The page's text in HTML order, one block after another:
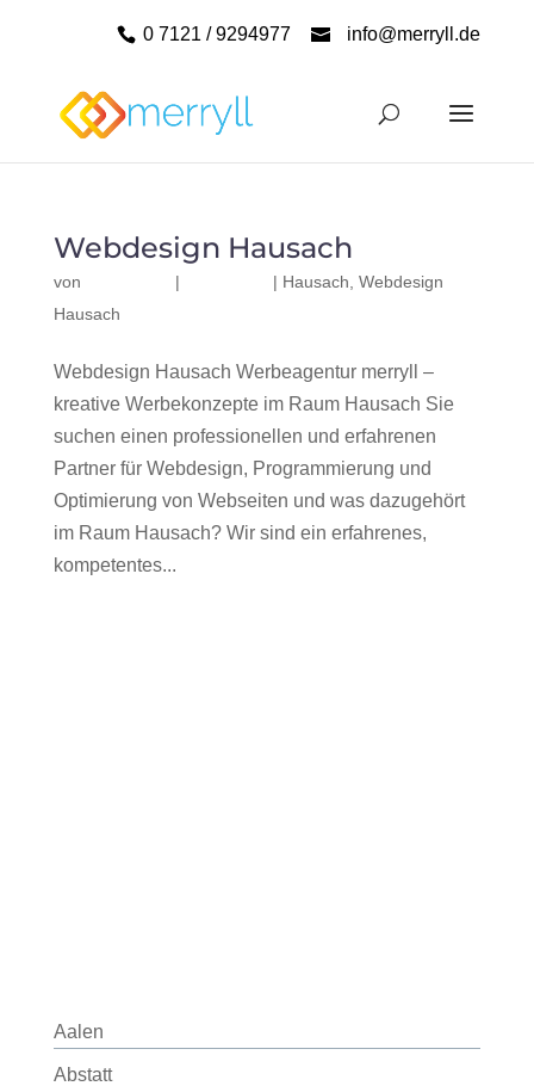
0 7121 / 9294977 info@merryll.de
Webdesign Hausach
von | | Hausach Webdesign
Hausach
Webdesign Hausach Werbeagentur merryll –
kreative Werbekonzepte im Raum Hausach Sie
suchen einen professionellen und erfahrenen
Partner für Webdesign, Programmierung und
Optimierung von Webseiten und was dazugehört
im Raum Hausach? Wir sind ein erfahrenes,
kompetentes...
Aalen
Abstatt